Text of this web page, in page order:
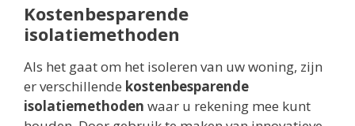
Kostenbesparende
isolatiemethoden
Als het gaat om het isoleren van uw woning, zijn
er verschillende kostenbesparende
isolatiemethoden waar u rekening mee kunt